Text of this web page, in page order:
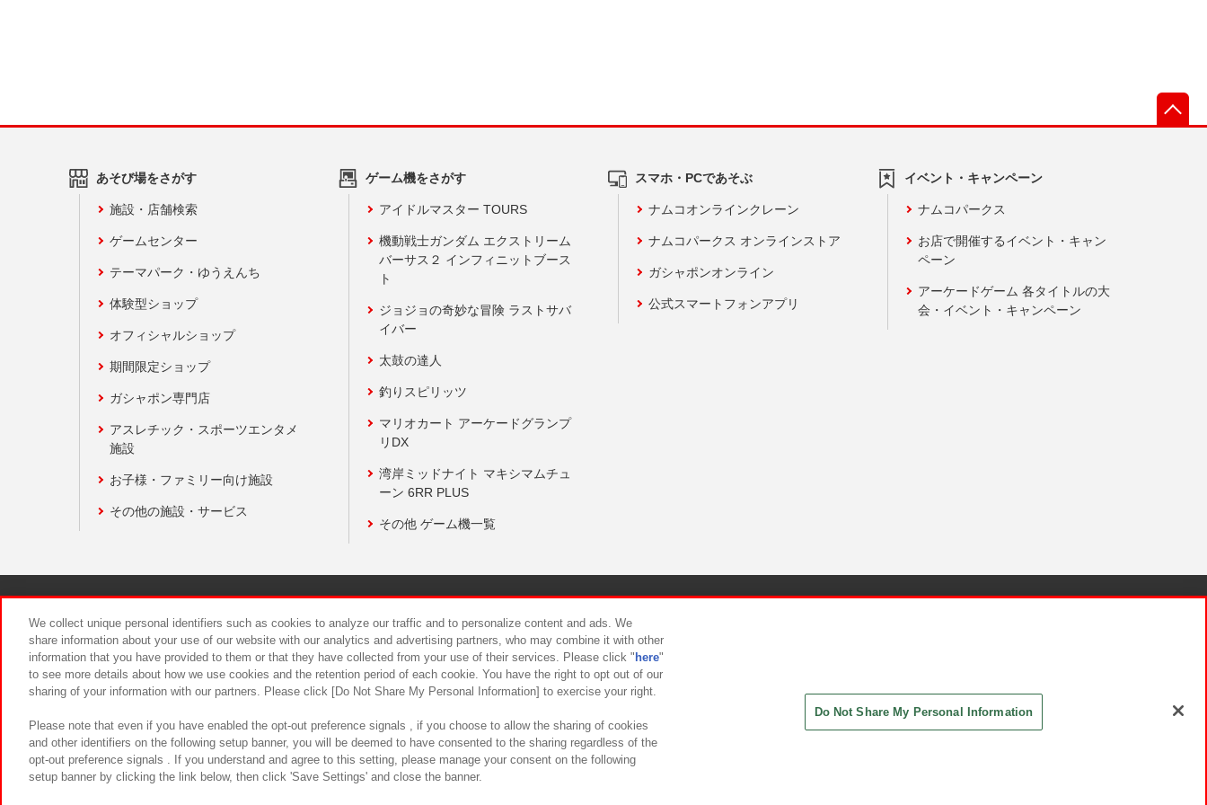
あそび場をさがす
施設・店舗検索
ゲームセンター
テーマパーク・ゆうえんち
体験型ショップ
オフィシャルショップ
期間限定ショップ
ガシャポン専門店
アスレチック・スポーツエンタメ
施設
お子様・ファミリー向け施設
その他の施設・サービス
ゲーム機をさがす
アイドルマスター TOURS
機動戦士ガンダム エクストリーム
バーサス２ インフィニットブース
ト
ジョジョの奇妙な冒険 ラストサバ
イバー
太鼓の達人
釣りスピリッツ
マリオカート アーケードグランプ
リDX
湾岸ミッドナイト マキシマムチュ
ーン 6RR PLUS
その他 ゲーム機一覧
スマホ・PCであそぶ
ナムコオンラインクレーン
ナムコパークス オンラインストア
ガシャポンオンライン
公式スマートフォンアプリ
イベント・キャンペーン
ナムコパークス
お店で開催するイベント・キャン
ペーン
アーケードゲーム 各タイトルの大
会・イベント・キャンペーン
食品のご提供について カスタマーハラスメント対応方針
We collect unique personal identifiers such as cookies to analyze our traffic and to personalize content and ads. We
share information about your use of our website with our analytics and advertising partners, who may combine it with other
information that you have provided to them or that they have collected from your use of their services. Please click " here"
to see more details about how we use cookies and the retention period of each cookie. You have the right to opt out of our
sharing of your information with our partners. Please click [Do Not Share My Personal Information] to exercise your right.
Please note that even if you have enabled the opt-out preference signals , if you choose to allow the sharing of cookies
and other identifiers on the following setup banner, you will be deemed to have consented to the sharing regardless of the
opt-out preference signals . If you understand and agree to this setting, please manage your consent on the following
setup banner by clicking the link below, then click 'Save Settings' and close the banner.
Do Not Share My Personal Information